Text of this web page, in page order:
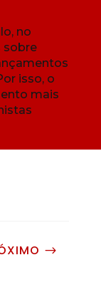
no
sobre
isso, o
mais
$